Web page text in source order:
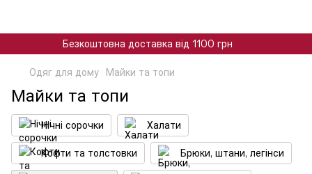
Безкоштовна доставка від 1100 грн
Одяг для дому Майки та топи
Майки та топи
Нічні сорочки Халати
Кофти та толстовки Брюки, штани, легінси